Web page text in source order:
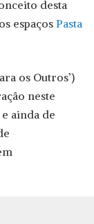
desta
espaços Pasta
os Outros’)
neste
ainda de